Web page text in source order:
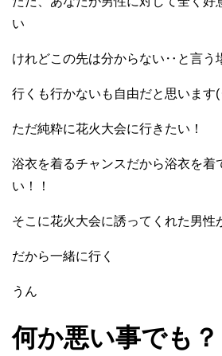
い
けれどこの先は分からない‥と言う
行くも行かないも自由だと思います(
ただ純粋に花火大会に行きたい！
浴衣を着るチャンスだから浴衣を着
い！！
そこに花火大会に誘ってくれた男性
だから一緒に行く
うん
何か悪い事でも